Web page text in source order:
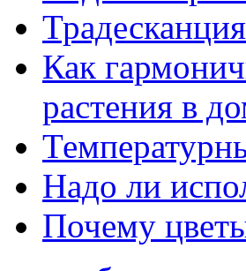
Традесканция
Как
растения в
Надо ли
Почему